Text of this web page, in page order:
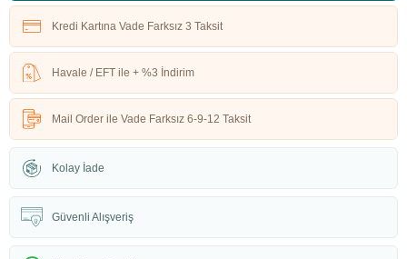
Kredi Kartına Vade Farksız 3 Taksit
Havale / EFT ile + %3 İndirim
Mail Order ile Vade Farksız 6-9-12 Taksit
Kolay İade
Güvenli Alışveriş